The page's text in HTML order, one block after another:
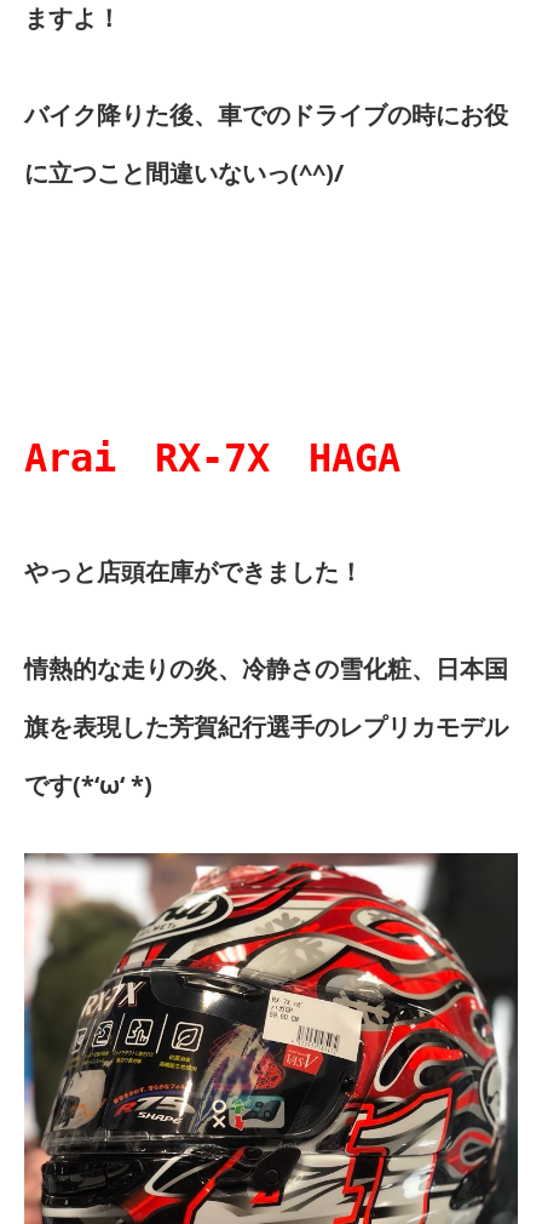
ますよ！
バイク降りた後、車でのドライブの時にお役
に立つこと間違いないっ(^^)/
Arai RX-7X HAGA
やっと店頭在庫ができました！
情熱的な走りの炎、冷静さの雪化粧、日本国
旗を表現した芳賀紀行選手のレプリカモデル
です(*‘ω‘ *)